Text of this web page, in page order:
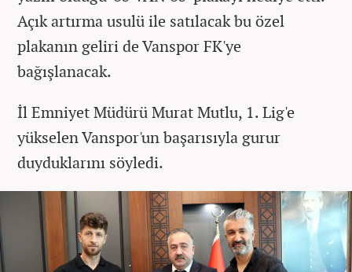
Açık artırma usulü ile satılacak bu özel
plakanın geliri de Vanspor FK'ye
bağışlanacak.
İl Emniyet Müdürü Murat Mutlu, 1. Lig'e
yükselen Vanspor'un başarısıyla gurur
duyduklarını söyledi.